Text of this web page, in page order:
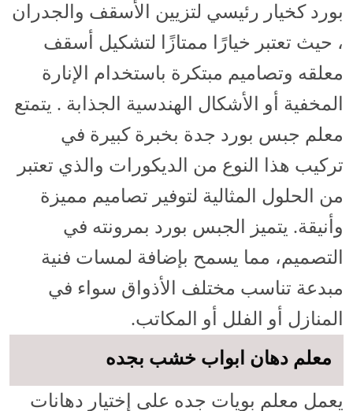
بورد كخيار رئيسي لتزيين الأسقف والجدران
، حيث تعتبر خيارًا ممتازًا لتشكيل أسقف
معلقه وتصاميم مبتكرة باستخدام الإنارة
المخفية أو الأشكال الهندسية الجذابة . يتمتع
معلم جبس بورد جدة بخبرة كبيرة في
تركيب هذا النوع من الديكورات والذي تعتبر
من الحلول المثالية لتوفير تصاميم مميزة
وأنيقة. يتميز الجبس بورد بمرونته في
التصميم، مما يسمح بإضافة لمسات فنية
مبدعة تناسب مختلف الأذواق سواء في
المنازل أو الفلل أو المكاتب.
معلم دهان ابواب خشب بجده
يعمل معلم بويات جده على إختيار دهانات